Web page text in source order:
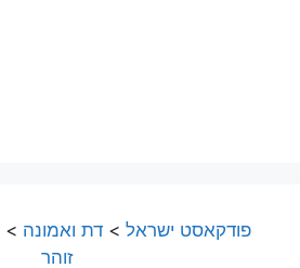
פודקאסט ישראל > דת ואמונה >
זוהר